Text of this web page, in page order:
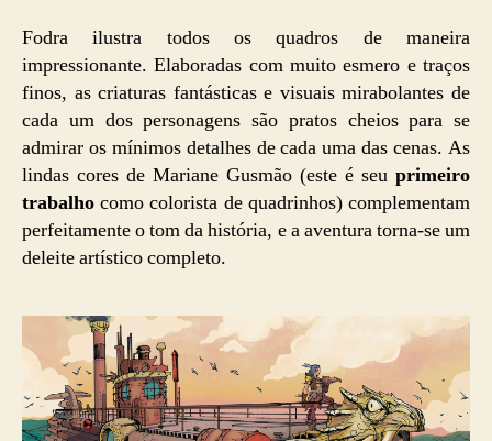
Fodra ilustra todos os quadros de maneira
impressionante. Elaboradas com muito esmero e traços
finos, as criaturas fantásticas e visuais mirabolantes de
cada um dos personagens são pratos cheios para se
admirar os mínimos detalhes de cada uma das cenas. As
lindas cores de Mariane Gusmão (este é seu primeiro
trabalho como colorista de quadrinhos) complementam
perfeitamente o tom da história, e a aventura torna-se um
deleite artístico completo.